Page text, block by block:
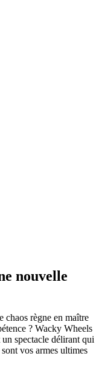
nouvelle
chaos règne en maître
? Wacky Wheels
spectacle délirant qui
vos armes ultimes